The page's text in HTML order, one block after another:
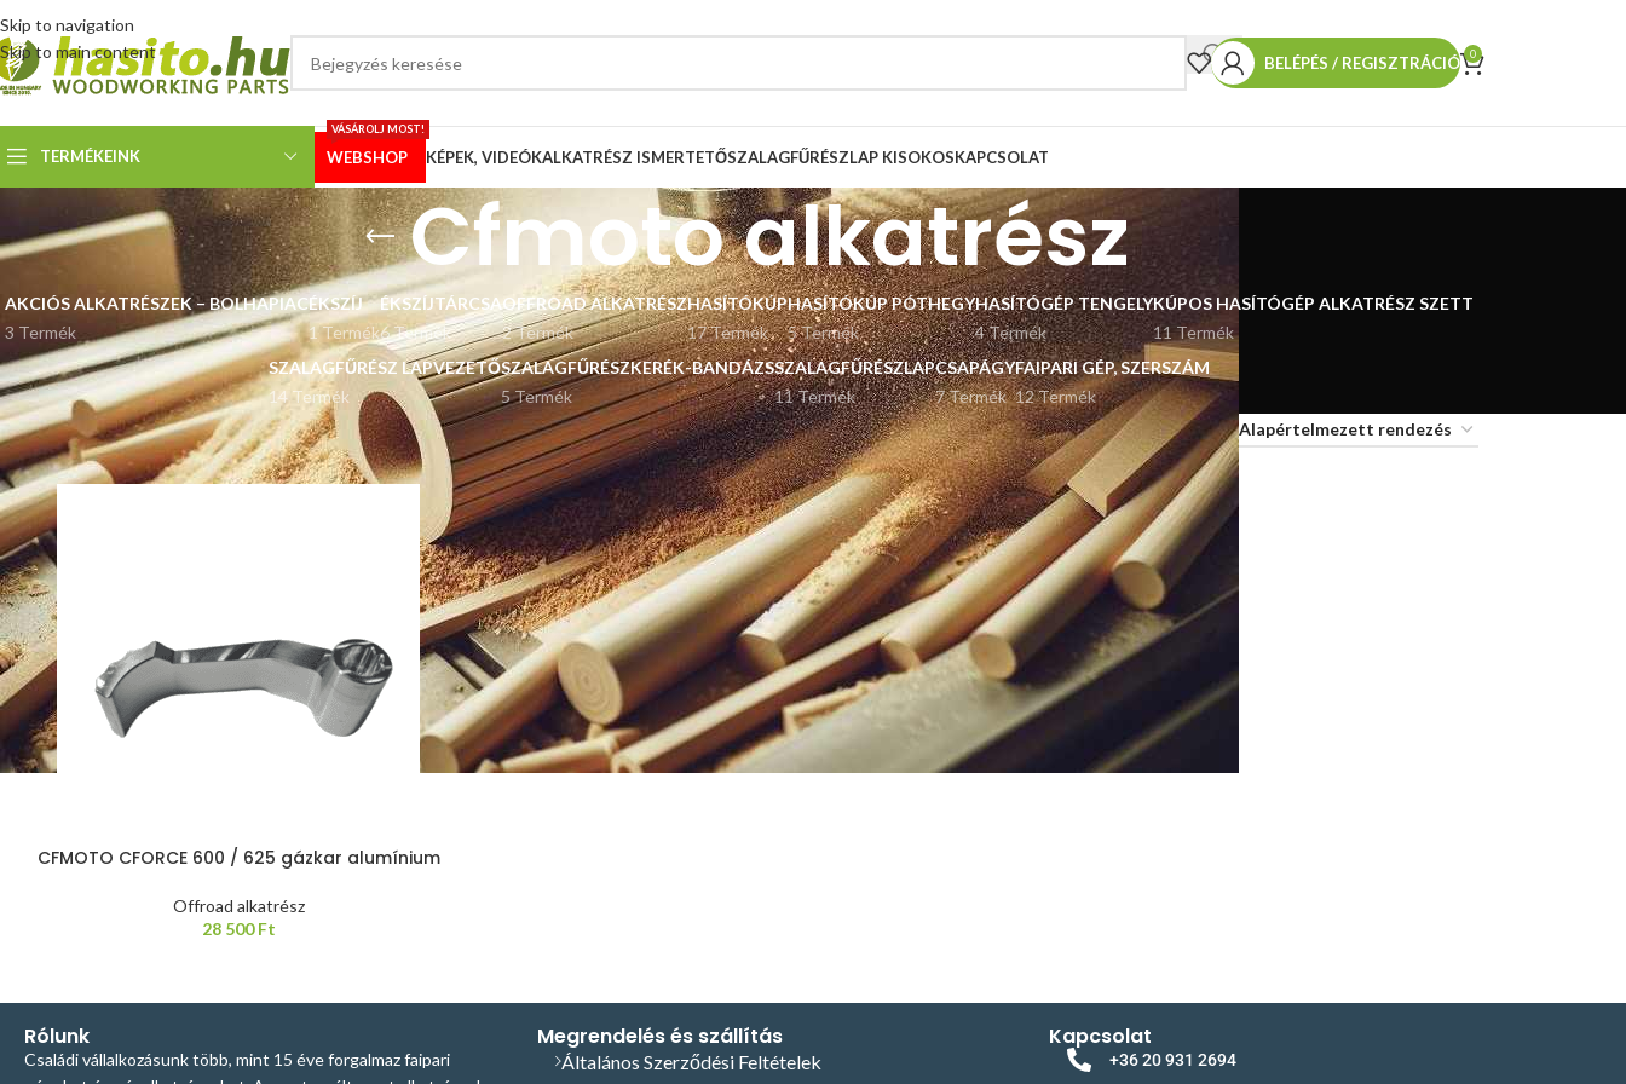
Skip to navigation
Skip to main content
BELÉPÉS / REGISZTRÁCIÓ 0
TERMÉKEINK WEBSHOP
VÁSÁROLJ MOST!
KÉPEK, VIDEÓKALKATRÉSZ ISMERTETŐSZALAGFŰRÉSZLAP KISOKOSKAPCSOLAT
Cfmoto alkatrész
AKCIÓS ALKATRÉSZEK – BOLHAPIAC
3 Termék
ÉKSZÍJ
1 Termék
ÉKSZÍJTÁRCSA
6 Termék
OFFROAD ALKATRÉSZ
2 Termék
HASÍTÓKÚP
17 Termék
HASÍTÓKÚP PÓTHEGY
5 Termék
HASÍTÓGÉP TENGELY
4 Termék
KÚPOS HASÍTÓGÉP ALKATRÉSZ SZETT
11 Termék
SZALAGFŰRÉSZ LAPVEZETŐ
14 Termék
SZALAGFŰRÉSZKERÉK-BANDÁZS
5 Termék
SZALAGFŰRÉSZLAP
11 Termék
CSAPÁGY
7 Termék
FAIPARI GÉP, SZERSZÁM
12 Termék
Kezdőlap “Cfmoto alkatrész” címkével rendelkező termékek Listázás 9 12 18
CFMOTO CFORCE 600 / 625 gázkar alumínium
Offroad alkatrész
28 500Ft
Rólunk
Családi vállalkozásunk több, mint 15 éve forgalmaz faipari
Megrendelés és szállítás
Általános Szerződési Feltételek
Kapcsolat
+36 20 931 2694